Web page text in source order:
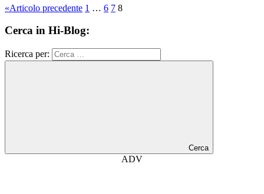
«Articolo precedente 1 … 6 7 8
Cerca in Hi-Blog:
Ricerca per:
Cerca
ADV